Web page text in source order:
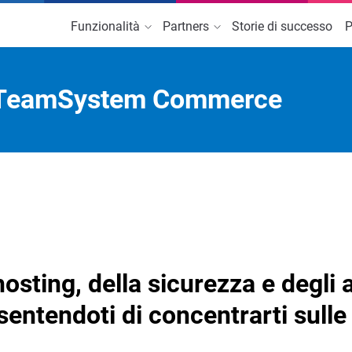
Funzionalità Partners
Accedi all'Area Partner
Storie di successo
SERVIZI AGGIUNTIVI
Servizi Marketing
Richiedi Informazioni Commerce
della sicurezza e degli
di concentrarti